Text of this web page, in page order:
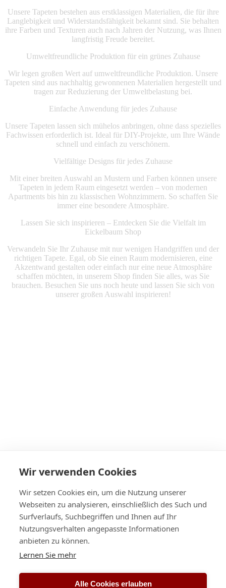
Wir verwenden Cookies
Wir setzen Cookies ein, um die Nutzung unserer
Webseiten zu analysieren, einschließlich des Such und
Surfverlaufs, Suchbegriffen und Ihnen auf Ihr
Nutzungsverhalten angepasste Informationen
anbieten zu können.
Lernen Sie mehr
Alle Cookies erlauben
Unsere Tapeten bestehen aus erstklassigen Materialien, die für ihre
Langlebigkeit und Widerstandsfähigkeit bekannt sind. Sie behalten
ihre Farben und Texturen auch nach Jahren der Nutzung, was Ihnen
langfristig Freude bereitet.
Umweltfreundliche Produktion für ein grünes Zuhause
Wir legen großen Wert auf umweltfreundliche Produktion. Unsere
Tapeten sind aus nachhaltig gewonnenen Materialien hergestellt und
tragen zur Reduzierung der Umweltbelastung bei.
Einfache Anwendung für jedes Zuhause
Unsere Tapeten lassen sich mühelos anbringen, ohne dass spezielles
Fachwissen erforderlich ist. Ideal für DIY-Projekte, um Ihre Wände
schnell und einfach zu verschönern.
Vielfältige Designs für jedes Zuhause
Mit einer breiten Auswahl an Mustern und Farben können unsere
Tapeten in jedem Raum eingesetzt werden – von modernen
Apartments bis hin zu klassischen Wohnzimmern. So schaffen Sie
immer eine besondere Atmosphäre.
Lassen Sie sich inspirieren – Entdecken Sie die Vielfalt im
Eickelbaum Shop
Verwandeln Sie Ihr Zuhause mit nur wenigen Handgriffen und der
richtigen Tapete. Egal, ob Sie einen Raum modernisieren, eine
Akzentwand gestalten oder einfach nur eine neue Atmosphäre
schaffen möchten, in unserem Shop finden Sie alles, was Sie
brauchen. Besuchen Sie uns noch heute und lassen Sie sich von
unserer großen Auswahl inspirieren!
Öffnungszeiten
9:00 bis 18:00 Uhr